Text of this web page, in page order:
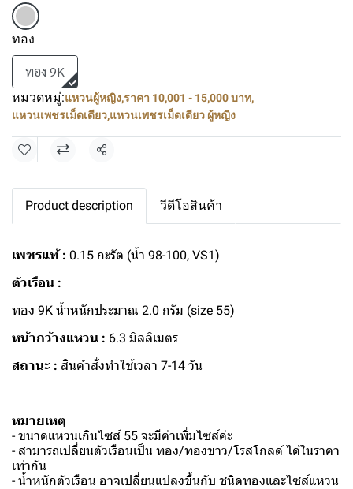
ทอง
ทอง 9K
หมวดหมู่:แหวนผู้หญิง,ราคา 10,001 - 15,000 บาท,
แหวนเพชรเม็ดเดียว,แหวนเพชรเม็ดเดียว ผู้หญิง
แชร์
Product description วีดีโอสินค้า
เพชรแท้ : 0.15 กะรัต (น้ำ 98-100, VS1)
ตัวเรือน :
ทอง 9K น้ำหนักประมาณ 2.0 กรัม (size 55)
หน้ากว้างแหวน : 6.3 มิลลิเมตร
สถานะ : สินค้าสั่งทำใช้เวลา 7-14 วัน
หมายเหตุ
- ขนาดแหวนเกินไซส์ 55 จะมีค่าเพิ่มไซส์ค่ะ
- สามารถเปลี่ยนตัวเรือนเป็น ทอง/ทองขาว/โรสโกลด์ ได้ในราคา
เท่ากัน
- น้ำหนักตัวเรือน อาจเปลี่ยนแปลงขึ้นกับ ชนิดทองและไซส์แหวน